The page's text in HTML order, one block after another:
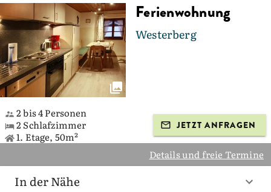
Ferienwohnung
Westerberg
2 bis 4 Personen
2 Schlafzimmer
1. Etage, 50m²
JETZT ANFRAGEN
Details und freie Termine
In der Nähe